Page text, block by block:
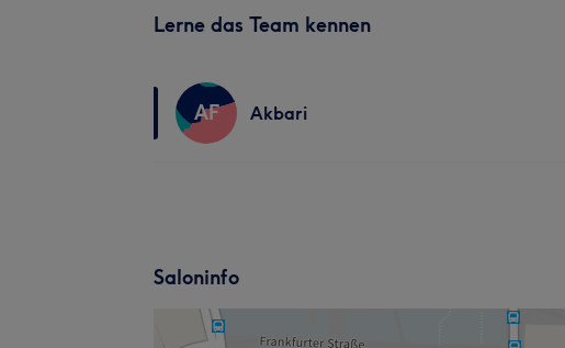
Lerne das Team kennen
AF Akbari
Saloninfo